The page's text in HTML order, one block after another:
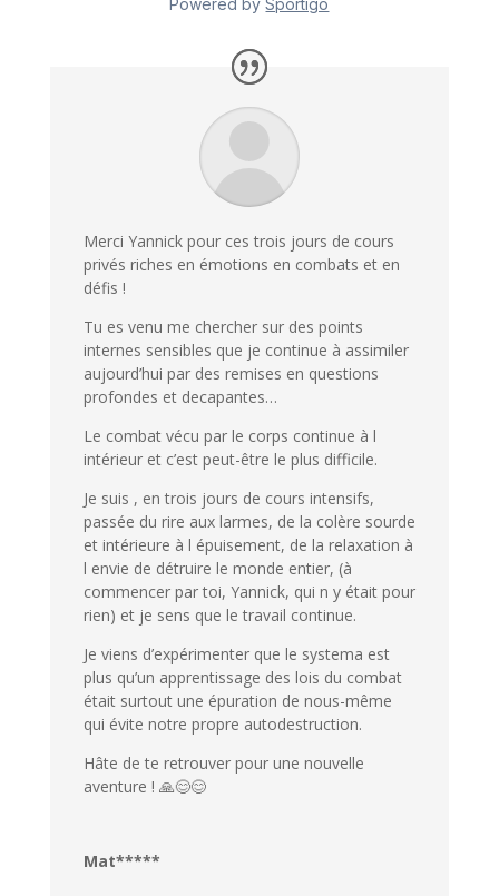
Merci Yannick pour ces trois jours de cours
privés riches en émotions en combats et en
défis !
Tu es venu me chercher sur des points
internes sensibles que je continue à assimiler
aujourd’hui par des remises en questions
profondes et decapantes…
Le combat vécu par le corps continue à l
intérieur et c’est peut-être le plus difficile.
Je suis , en trois jours de cours intensifs,
passée du rire aux larmes, de la colère sourde
et intérieure à l épuisement, de la relaxation à
l envie de détruire le monde entier, (à
commencer par toi, Yannick, qui n y était pour
rien) et je sens que le travail continue.
Je viens d’expérimenter que le systema est
plus qu’un apprentissage des lois du combat
était surtout une épuration de nous-même
qui évite notre propre autodestruction.
Hâte de te retrouver pour une nouvelle
aventure ! 🙏😊😊
Mat*****